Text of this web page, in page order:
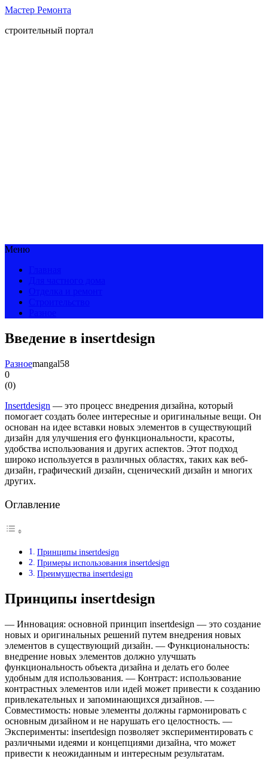
Мастер Ремонта
строительный портал
Меню
Введение в insertdesign
Разноеmangal58
0
(0)
Insertdesign — это процесс внедрения дизайна, который
помогает создать более интересные и оригинальные вещи. Он
основан на идее вставки новых элементов в существующий
дизайн для улучшения его функциональности, красоты,
удобства использования и других аспектов. Этот подход
широко используется в различных областях, таких как веб-
дизайн, графический дизайн, сценический дизайн и многих
других.
Оглавление
Принципы insertdesign
Примеры использования insertdesign
Преимущества insertdesign
Принципы insertdesign
— Инновация: основной принцип insertdesign — это создание
новых и оригинальных решений путем внедрения новых
элементов в существующий дизайн. — Функциональность:
внедрение новых элементов должно улучшать
функциональность объекта дизайна и делать его более
удобным для использования. — Контраст: использование
контрастных элементов или идей может привести к созданию
привлекательных и запоминающихся дизайнов. —
Совместимость: новые элементы должны гармонировать с
основным дизайном и не нарушать его целостность. —
Эксперименты: insertdesign позволяет экспериментировать с
различными идеями и концепциями дизайна, что может
привести к неожиданным и интересным результатам.